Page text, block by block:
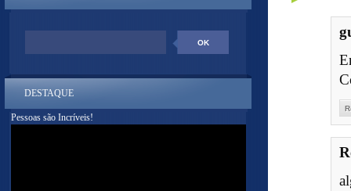
DESTAQUE
Pessoas são Incríveis!